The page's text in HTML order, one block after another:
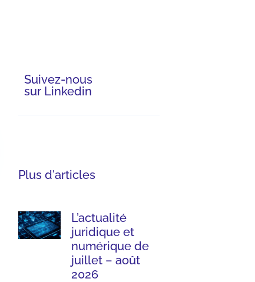
Suivez-nous
sur Linkedin
Plus d'articles
L’actualité
juridique et
numérique de
juillet – août
2026